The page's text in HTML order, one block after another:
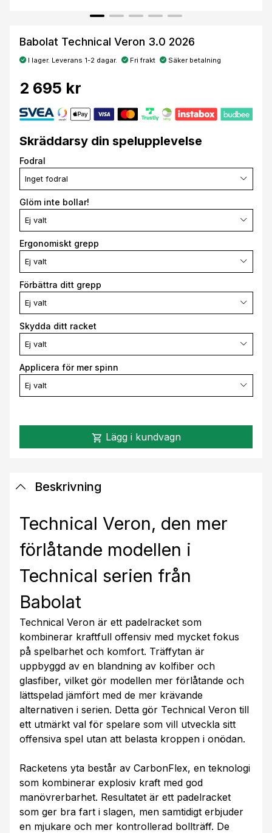
Babolat Technical Veron 3.0 2026
I lager. Leverans 1-2 dagar. Fri frakt Säker betalning
2 695 kr
Skräddarsy din spelupplevelse
Fodral
Inget fodral
Glöm inte bollar!
Ej valt
Ergonomiskt grepp
Ej valt
Förbättra ditt grepp
Ej valt
Skydda ditt racket
Ej valt
Applicera för mer spinn
Ej valt
shopping_cart Lägg i kundvagn
Beskrivning
Technical Veron, den mer
förlåtande modellen i
Technical serien från
Babolat
Technical Veron är ett padelracket som
kombinerar kraftfull offensiv med mycket fokus
på spelbarhet och komfort. Träffytan är
uppbyggd av en blandning av kolfiber och
glasfiber, vilket gör modellen mer förlåtande och
lättspelad jämfört med de mer krävande
alternativen i serien. Detta gör Technical Veron till
ett utmärkt val för spelare som vill utveckla sitt
offensiva spel utan att belasta kroppen i onödan.
Racketens yta består av CarbonFlex, en teknologi
som kombinerar explosiv kraft med god
manövrerbarhet. Resultatet är ett padelracket
som ger bra fart i slagen, men samtidigt erbjuder
en mjukare och mer kontrollerad bollträff. De